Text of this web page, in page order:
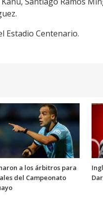
Estadio Centenario.
a los árbitros para
del Campeonato